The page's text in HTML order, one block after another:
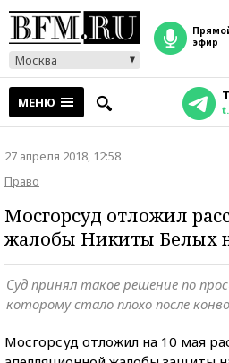
Москва
прямой
эфир
МЕНЮ
27 апреля 2018, 12:58
Право
Мосгорсуд отложил
жалобы Никиты Белых
Суд принял такое решение по
которому стало плохо после
Мосгорсуд отложил на 10 мая